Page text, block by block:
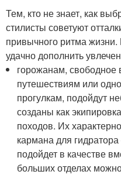
Тем, кто не знает, как
стилисты советуют
привычного ритма жизни.
удачно дополнить
горожанам,
путешествиям или
прогулкам, подойдут
созданы как
походов. Их
кармана для
подойдет в качестве
больших отделах